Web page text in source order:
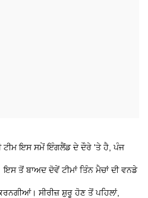
ਟੀਮ ਇਸ ਸਮੇਂ ਇੰਗਲੈਂਡ ਦੇ ਦੌਰੇ 'ਤੇ ਹੈ, ਪੰਜ
ਇਸ ਤੋਂ ਬਾਅਦ ਦੋਵੇਂ ਟੀਮਾਂ ਤਿੰਨ ਮੈਚਾਂ ਦੀ ਵਨਡੇ
ਸੀਰੀਜ਼ ਸ਼ੁਰੂ ਹੋਣ ਤੋਂ ਪਹਿਲਾਂ,